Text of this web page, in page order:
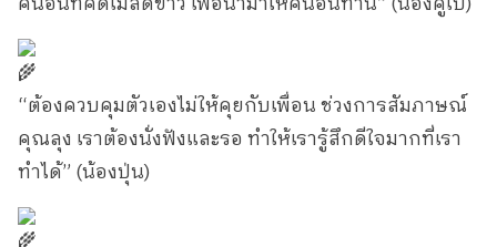
“ต้องควบคุมตัวเองไม่ให้คุยกับเพื่อน ช่วงการสัมภาษณ์
คุณลุง เราต้องนั่งฟังและรอ ทำให้เรารู้สึกดีใจมากที่เรา
ทำได้” (น้องปุ่น)